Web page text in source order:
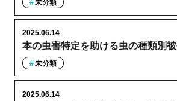
未分類
本の虫害特定を助ける虫の種類別
2025.06.14
未分類
2025.06.14